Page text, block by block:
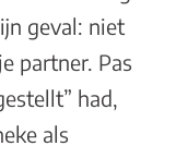
geval: niet
partner. Pas
had,
als